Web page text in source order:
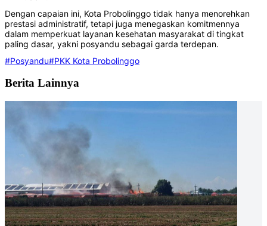
‎Dengan capaian ini, Kota Probolinggo tidak hanya menorehkan
prestasi administratif, tetapi juga menegaskan komitmennya
dalam memperkuat layanan kesehatan masyarakat di tingkat
paling dasar, yakni posyandu sebagai garda terdepan.
#Posyandu#PKK Kota Probolinggo
Berita Lainnya